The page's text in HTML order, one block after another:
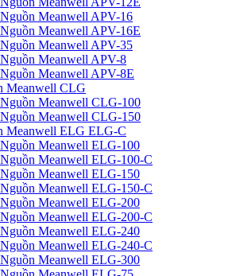
Meanwell APV-16
Meanwell APV-16E
Meanwell APV-35
Meanwell APV-8
Meanwell APV-8E
Meanwell CLG
Meanwell CLG-100
Meanwell CLG-150
Meanwell ELG ELG-C
Meanwell ELG-100
Meanwell ELG-100-C
Meanwell ELG-150
Meanwell ELG-150-C
Meanwell ELG-200
Meanwell ELG-200-C
Meanwell ELG-240
Meanwell ELG-240-C
Meanwell ELG-300